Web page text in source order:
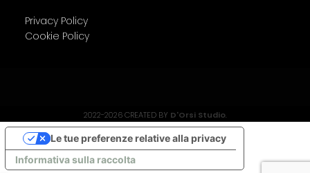
Privacy Policy
Cookie Policy
2022-2026 CREATED BY D'Orsi Studio.
Informativa sulla raccolta
Le tue preferenze relative alla privacy